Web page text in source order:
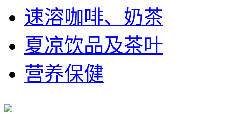
速溶咖啡、奶茶
夏凉饮品及茶叶
营养保健